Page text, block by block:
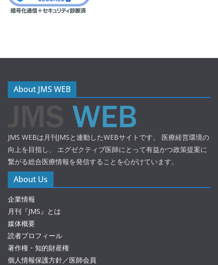
About JMS WEB
JMS WEBは月刊JMSと連動したWEBサイトです。 医療経営環境の
向上を目指し、 エグゼクティブ医師にとって有益かつ政策提案に
繋がる総合医療情報を発信することを心がけています。
About Us
企業情報
月刊『JMS』とは
媒体概要
読者プロフィール
著作権・知的財産権
個人情報保護方針／医師会員